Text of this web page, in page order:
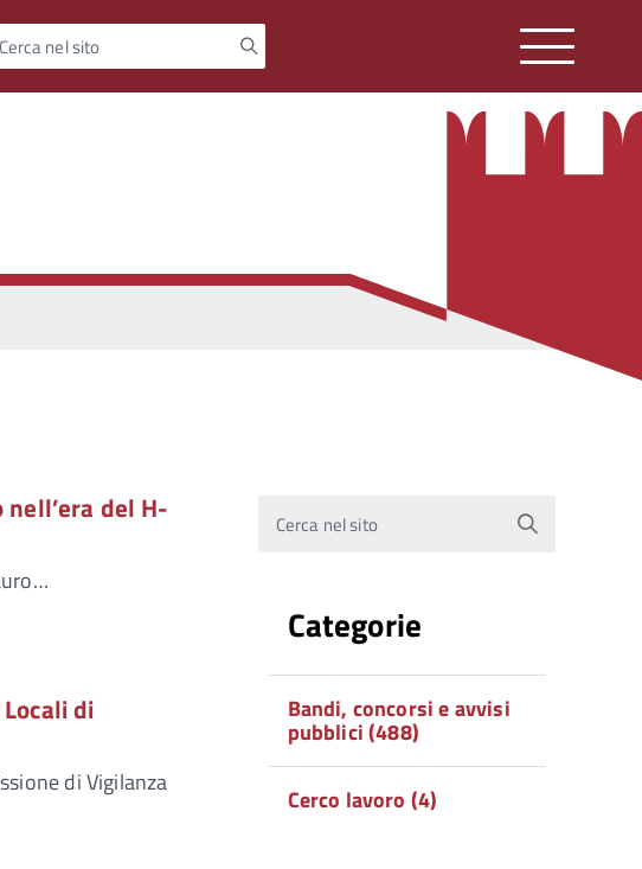
Cerca nel sito
del H-
di
di Vigilanza
Cerca nel sito
Categorie
Bandi, concorsi e avvisi
pubblici (488)
Cerco lavoro (4)